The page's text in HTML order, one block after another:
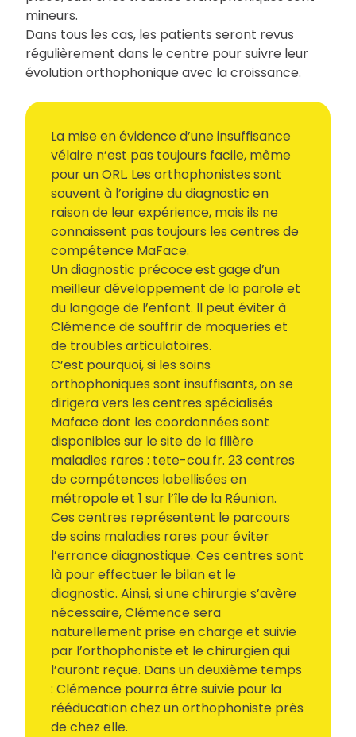
mineurs.
Dans tous les cas, les patients seront revus
régulièrement dans le centre pour suivre leur
évolution orthophonique avec la croissance.
La mise en évidence d’une insuffisance
vélaire n’est pas toujours facile, même
pour un ORL. Les orthophonistes sont
souvent à l’origine du diagnostic en
raison de leur expérience, mais ils ne
connaissent pas toujours les centres de
compétence MaFace.
Un diagnostic précoce est gage d’un
meilleur développement de la parole et
du langage de l’enfant. Il peut éviter à
Clémence de souffrir de moqueries et
de troubles articulatoires.
C’est pourquoi, si les soins
orthophoniques sont insuffisants, on se
dirigera vers les centres spécialisés
Maface dont les coordonnées sont
disponibles sur le site de la filière
maladies rares : tete-cou.fr. 23 centres
de compétences labellisées en
métropole et 1 sur l’île de la Réunion.
Ces centres représentent le parcours
de soins maladies rares pour éviter
l’errance diagnostique. Ces centres sont
là pour effectuer le bilan et le
diagnostic. Ainsi, si une chirurgie s’avère
nécessaire, Clémence sera
naturellement prise en charge et suivie
par l’orthophoniste et le chirurgien qui
l’auront reçue. Dans un deuxième temps
: Clémence pourra être suivie pour la
rééducation chez un orthophoniste près
de chez elle.